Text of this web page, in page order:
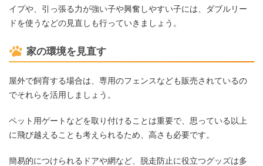
イプや、引っ張る力が強い子や興奮しやすい子には、ダブルリー
ドを使うなどの見直しも行っていきましょう。
家の環境を見直す
屋外で飼育する場合は、専用のフェンスなども販売されているの
でそれらを活用しましょう。
ペット用ゲートなどを取り付けることは重要で、思っている以上
に飛び越えることも考えられるため、高さも必要です。
簡易的につけられるドアや網など、脱走防止に役立つグッズは多